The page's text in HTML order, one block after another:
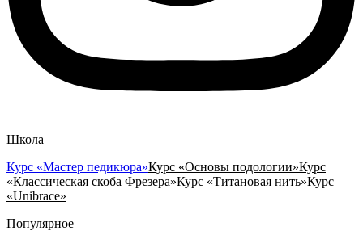
Школа
Курс «Мастер педикюра»Курс «Основы подологии»Курс
«Классическая скоба Фрезера»Курс «Титановая нить»Курс
«Unibrace»
Популярное